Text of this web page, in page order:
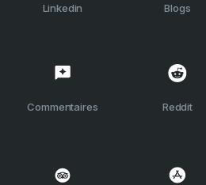
Linkedin Blogs
Commentaires Reddit